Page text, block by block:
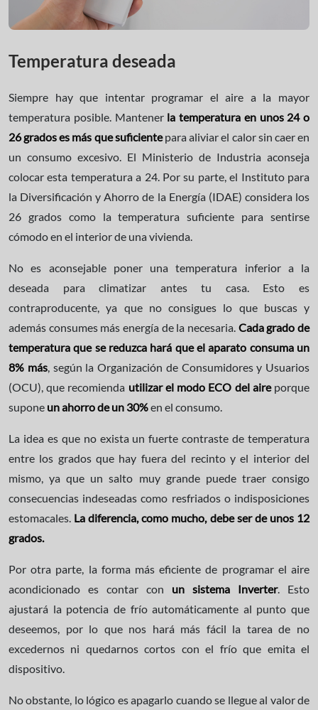
Temperatura deseada
Siempre hay que intentar programar el aire a la mayor
temperatura posible. Mantener la temperatura en unos 24 o
26 grados es más que suficientepara aliviar el calor sin caer en
un consumo excesivo. El Ministerio de Industria aconseja
colocar esta temperatura a 24. Por su parte, el Instituto para
la Diversificación y Ahorro de la Energía (IDAE) considera los
26 grados como la temperatura suficiente para sentirse
cómodo en el interior de una vivienda.
No es aconsejable poner una temperatura inferior a la
deseada para climatizar antes tu casa. Esto es
contraproducente, ya que no consigues lo que buscas y
además consumes más energía de la necesaria. Cada grado de
temperatura que se reduzca hará que el aparato consuma un
8% más, según la Organización de Consumidores y Usuarios
(OCU), que recomienda utilizar el modo ECO del aireporque
supone un ahorro de un 30%en el consumo.
La idea es que no exista un fuerte contraste de temperatura
entre los grados que hay fuera del recinto y el interior del
mismo, ya que un salto muy grande puede traer consigo
consecuencias indeseadas como resfriados o indisposiciones
estomacales. La diferencia, como mucho, debe ser de unos 12
grados.
Por otra parte, la forma más eficiente de programar el aire
acondicionado es contar con un sistema Inverter. Esto
ajustará la potencia de frío automáticamente al punto que
deseemos, por lo que nos hará más fácil la tarea de no
excedernos ni quedarnos cortos con el frío que emita el
dispositivo.
No obstante, lo lógico es apagarlo cuando se llegue al valor de